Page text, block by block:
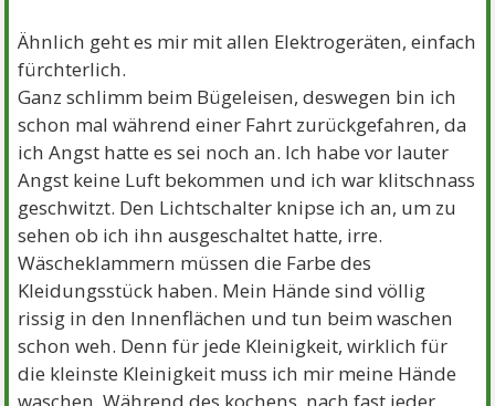
Ähnlich geht es mir mit allen Elektrogeräten, einfach
fürchterlich.
Ganz schlimm beim Bügeleisen, deswegen bin ich
schon mal während einer Fahrt zurückgefahren, da
ich Angst hatte es sei noch an. Ich habe vor lauter
Angst keine Luft bekommen und ich war klitschnass
geschwitzt. Den Lichtschalter knipse ich an, um zu
sehen ob ich ihn ausgeschaltet hatte, irre.
Wäscheklammern müssen die Farbe des
Kleidungsstück haben. Mein Hände sind völlig
rissig in den Innenflächen und tun beim waschen
schon weh. Denn für jede Kleinigkeit, wirklich für
die kleinste Kleinigkeit muss ich mir meine Hände
waschen. Während des kochens, nach fast jeder